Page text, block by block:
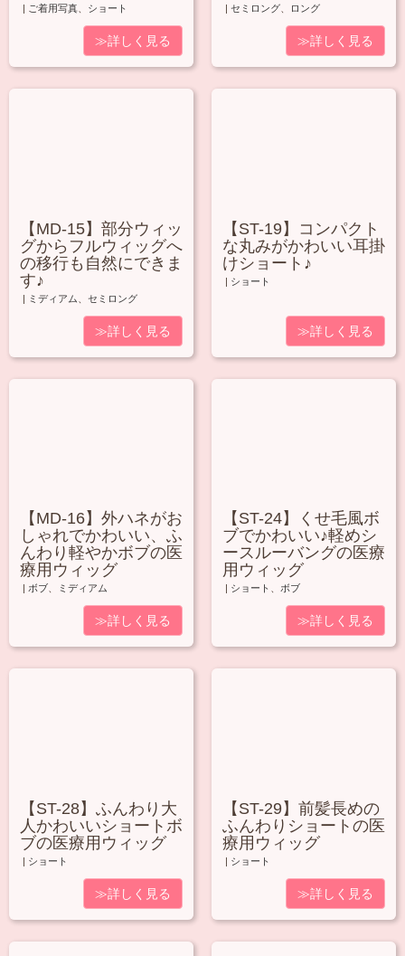
| ご着用写真 ショート
≫詳しく見る
| セミロング ロング
≫詳しく見る
【MD-15】部分ウィッ
グからフルウィッグへ
の移行も自然にできま
す♪
| ミディアム セミロング
≫詳しく見る
【ST-19】コンパクト
な丸みがかわいい耳掛
けショート♪
| ショート
≫詳しく見る
【MD-16】外ハネがお
しゃれでかわいい、ふ
んわり軽やかボブの医
療用ウィッグ
| ボブ ミディアム
≫詳しく見る
【ST-24】くせ毛風ボ
ブでかわいい♪軽めシ
ースルーバングの医療
用ウィッグ
| ショート ボブ
≫詳しく見る
【ST-28】ふんわり大
人かわいいショートボ
ブの医療用ウィッグ
| ショート
≫詳しく見る
【ST-29】前髪長めの
ふんわりショートの医
療用ウィッグ
| ショート
≫詳しく見る